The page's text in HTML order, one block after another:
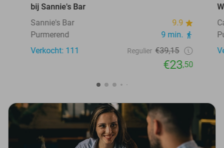
bij Sannie's Bar
Sannie's Bar
9.9
Purmerend
9 min.
Verkocht: 111
Regulier €39,15
€23,50